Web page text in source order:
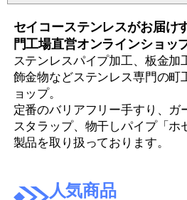
セイコーステンレスがお届け
門工場直営オンラインショッ
ステンレスパイプ加工、板金加
飾金物などステンレス専門の町
ョップ。
定番のバリアフリー手すり、ガ
スタラップ、物干しパイプ「ホ
製品を取り扱っております。
人気商品